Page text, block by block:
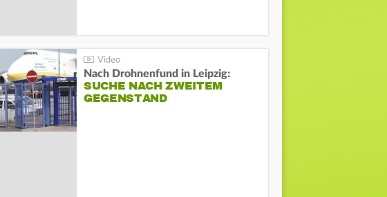
Nach Drohnenfund in Leipzig:
SUCHE NACH ZWEITEM
GEGENSTAND